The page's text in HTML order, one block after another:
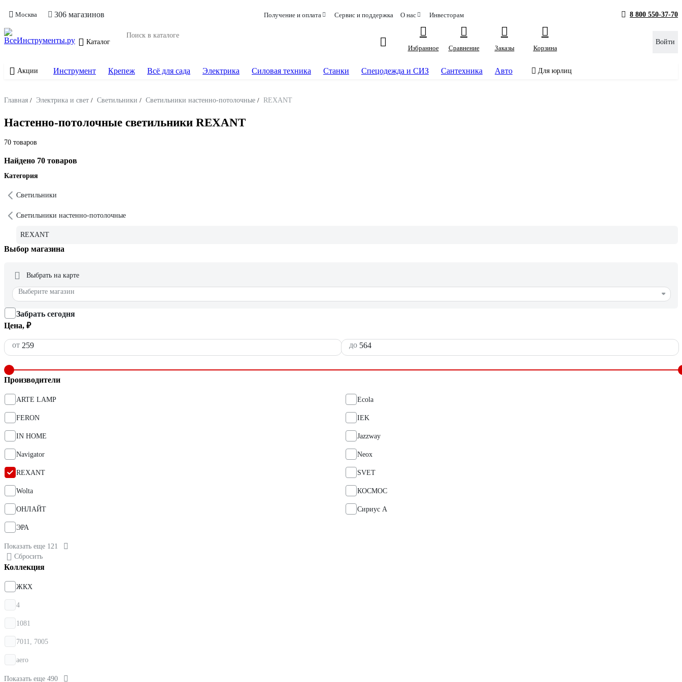
Москва 306 магазинов Получение и оплата Сервис и поддержка О нас Инвесторам 8 800 550-37-70
Каталог
Избранное
Сравнение Заказы Корзина
Войти
Акции Инструмент Крепеж Всё для сада Электрика Силовая техника Станки Спецодежда и СИЗ Сантехника Авто Для юрлиц
Главная / Электрика и свет / Светильники / Светильники настенно-потолочные / REXANT
Настенно-потолочные светильники REXANT
70 товаров
Найдено 70 товаров
Категория
Светильники
Светильники настенно-потолочные
REXANT
Выбор магазина
Выбрать на карте
Выберите магазин
Забрать сегодня
Цена, ₽
от до
Производители
ARTE LAMP Ecola
FERON IEK
IN HOME Jazzway
Navigator Neox
REXANT SVET
Wolta КОСМОС
ОНЛАЙТ Сириус А
ЭРА
Показать еще 121
Сбросить
Коллекция
ЖКХ
4
1081
7011, 7005
aero
Показать еще 490